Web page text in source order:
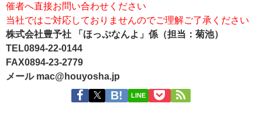
催者へ直接お問い合わせください
当社ではご対応しておりませんのでご理解ご了承ください
株式会社豊予社 「ほっぷなんよ」係（担当：菊池）
TEL0894-22-0144
FAX0894-23-2779
メール mac@houyosha.jp
LINE